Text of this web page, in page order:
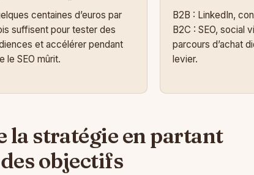
centaines d’euros par
suffisent pour tester des
et accélérer pendant
le SEO mûrit.
B2B : LinkedIn,
B2C : SEO, social
parcours d’achat
levier.
la stratégie en partant
des objectifs